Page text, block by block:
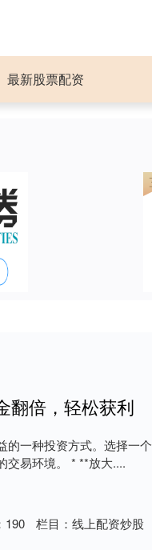
最新股票配资
翻倍，轻松获利
的一种投资方式。选择一个
交易环境。 * **放大....
190 栏目： 线上配资炒股